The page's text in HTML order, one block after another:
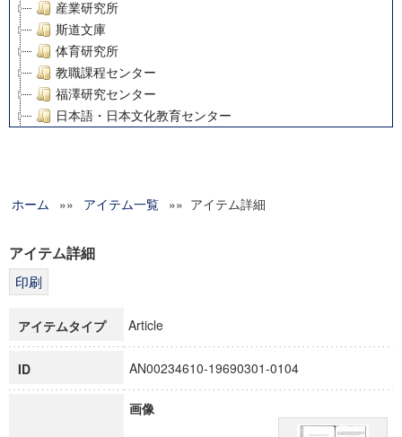
産業研究所
斯道文庫
体育研究所
教職課程センター
福澤研究センター
日本語・日本文化教育センター
グローバルリサーチインスティテュート
科学研究費補助金研究成果報告書
博士課程教育リーディングプログラム「超成熟社会発展のサ
ホーム »» アイテム一覧 »» アイテム詳細
アイテム詳細
アイテムタイプ Article
ID AN00234610-19690301-0104
画像